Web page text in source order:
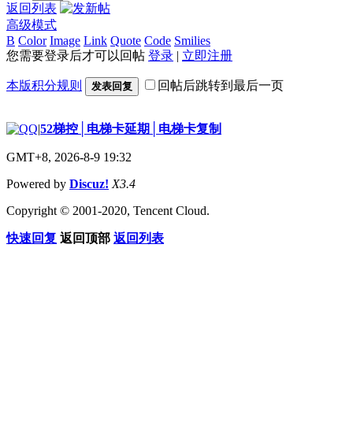
返回列表
高级模式
B Color Image Link Quote Code Smilies
您需要登录后才可以回帖 登录 | 立即注册
本版积分规则 发表回复 回帖后跳转到最后一页
|52梯控│电梯卡延期│电梯卡复制
GMT+8, 2026-8-9 19:32
Powered by Discuz! X3.4
Copyright © 2001-2020, Tencent Cloud.
快速回复 返回顶部 返回列表